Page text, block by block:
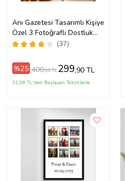
Anı Gazetesi Tasarımlı Kişiye
Özel 3 Fotoğraflı Dostluk
Tablosu Siyah Çerçeveli UV
(37)
%25 400,00 TL 299,90 TL
31,98 TL'den Başlayan Taksitlerle